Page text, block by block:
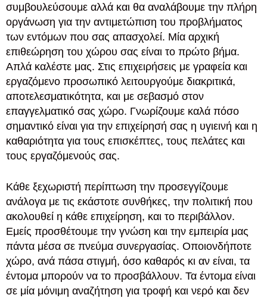
συμβουλεύσουμε αλλά και θα αναλάβουμε την πλήρη
οργάνωση για την αντιμετώπιση του προβλήματος
των εντόμων που σας απασχολεί. Μία αρχική
επιθεώρηση του χώρου σας είναι το πρώτο βήμα.
Απλά καλέστε μας. Στις επιχειρήσεις με γραφεία και
εργαζόμενο προσωπικό λειτουργούμε διακριτικά,
αποτελεσματικότητα, και με σεβασμό στον
επαγγελματικό σας χώρο. Γνωρίζουμε καλά πόσο
σημαντικό είναι για την επιχείρησή σας η υγιεινή και η
καθαριότητα για τους επισκέπτες, τους πελάτες και
τους εργαζόμενούς σας.
Κάθε ξεχωριστή περίπτωση την προσεγγίζουμε
ανάλογα με τις εκάστοτε συνθήκες, την πολιτική που
ακολουθεί η κάθε επιχείρηση, και το περιβάλλον.
Εμείς προσθέτουμε την γνώση και την εμπειρία μας
πάντα μέσα σε πνεύμα συνεργασίας. Οποιονδήποτε
χώρο, ανά πάσα στιγμή, όσο καθαρός κι αν είναι, τα
έντομα μπορούν να το προσβάλλουν. Τα έντομα είναι
σε μία μόνιμη αναζήτηση για τροφή και νερό και δεν